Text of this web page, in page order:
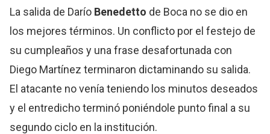
La salida de Darío Benedetto de Boca no se dio en
los mejores términos. Un conflicto por el festejo de
su cumpleaños y una frase desafortunada con
Diego Martínez terminaron dictaminando su salida.
El atacante no venía teniendo los minutos deseados
y el entredicho terminó poniéndole punto final a su
segundo ciclo en la institución.